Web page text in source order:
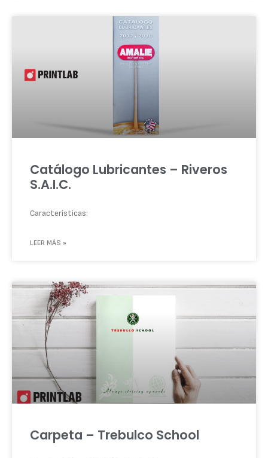
Catálogo Lubricantes – Riveros
S.A.I.C.
Características:
LEER MÁS »
Carpeta – Trebulco School